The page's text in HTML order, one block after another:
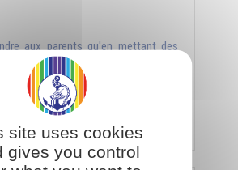
aux parents qu'en mettant des
ils ont la possibilité de réaliser un
de création.
site uses cookies
gives you control